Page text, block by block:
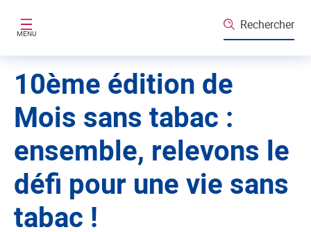
MENU
Rechercher
10ème édition de
Mois sans tabac :
ensemble, relevons le
défi pour une vie sans
tabac !